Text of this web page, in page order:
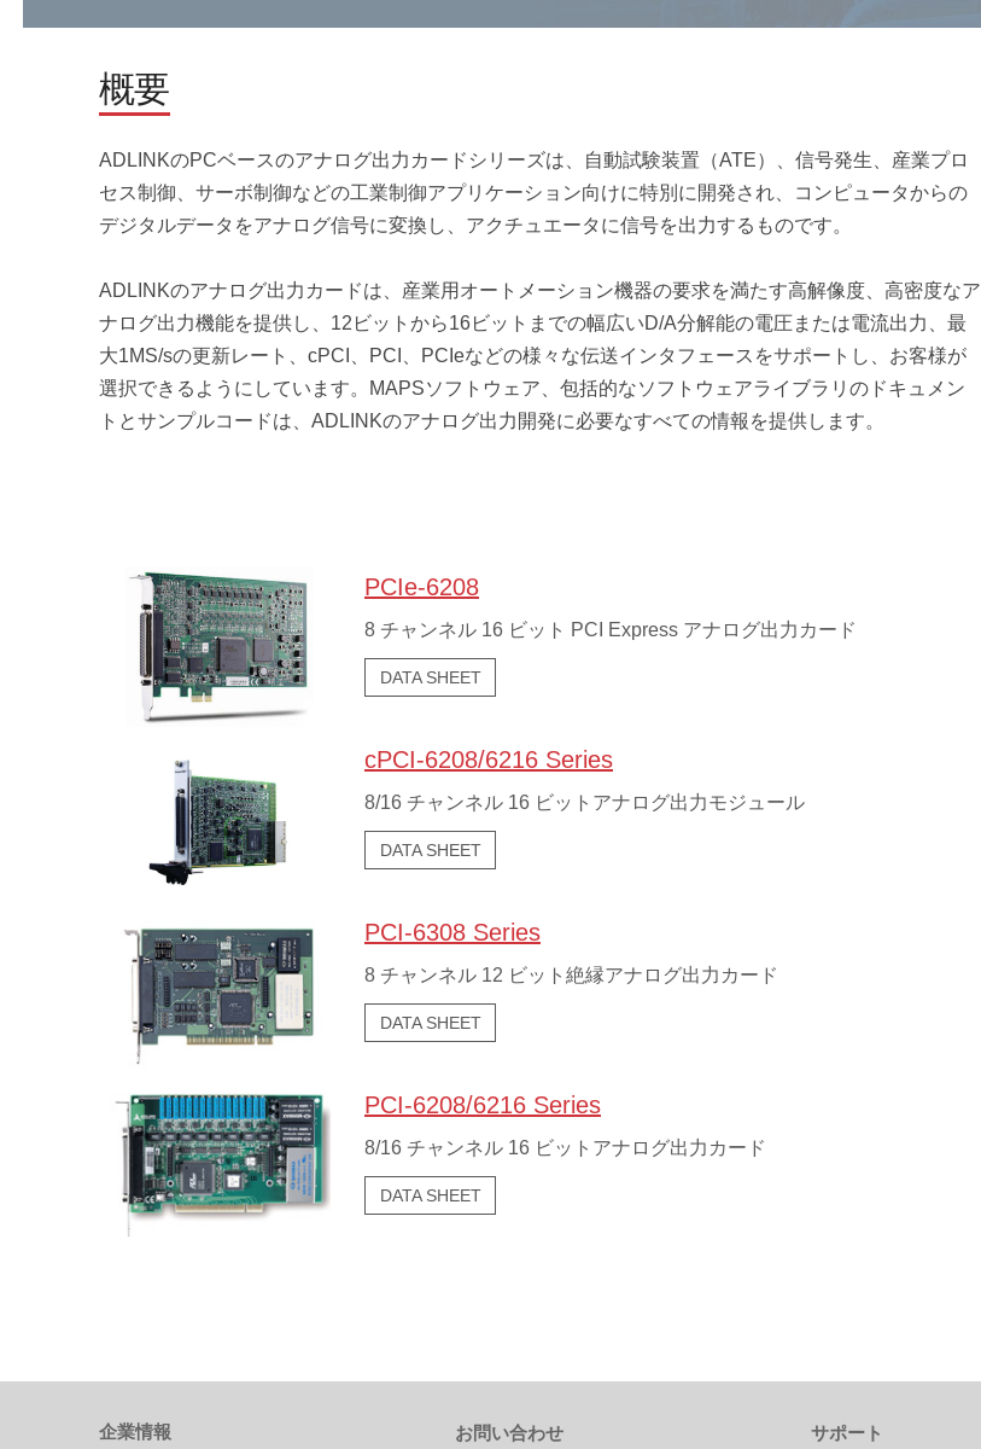
概要
ADLINKのPCベースのアナログ出力カードシリーズは、自動試験装置（ATE）、信号発生、産業プロ
セス制御、サーボ制御などの工業制御アプリケーション向けに特別に開発され、コンピュータからの
デジタルデータをアナログ信号に変換し、アクチュエータに信号を出力するものです。
ADLINKのアナログ出力カードは、産業用オートメーション機器の要求を満たす高解像度、高密度なア
ナログ出力機能を提供し、12ビットから16ビットまでの幅広いD/A分解能の電圧または電流出力、最
大1MS/sの更新レート、cPCI、PCI、PCIeなどの様々な伝送インタフェースをサポートし、お客様が
選択できるようにしています。MAPSソフトウェア、包括的なソフトウェアライブラリのドキュメン
トとサンプルコードは、ADLINKのアナログ出力開発に必要なすべての情報を提供します。
PCIe-6208
8 チャンネル 16 ビット PCI Express アナログ出力カード
DATA SHEET
cPCI-6208/6216 Series
8/16 チャンネル 16 ビットアナログ出力モジュール
DATA SHEET
PCI-6308 Series
8 チャンネル 12 ビット絶縁アナログ出力カード
DATA SHEET
PCI-6208/6216 Series
8/16 チャンネル 16 ビットアナログ出力カード
DATA SHEET
企業情報 お問い合わせ サポート